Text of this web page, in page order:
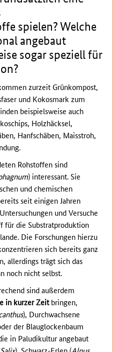
spielen? Welche
angebaut
sogar speziell für
zurzeit Grünkompost,
und Kokosmark zum
beispielsweise auch
Holzhäcksel,
Hanfschäben, Maisstroh,
Rohstoffen sind
) interessant. Sie
und chemischen
seit einigen Jahren
und Versuche
für die Substratproduktion
Die Forschungen hierzu
sich bereits ganz
allerdings trägt sich das
noch nicht selbst.
sind außerdem
in kurzer Zeitbringen,
), Durchwachsene
der Blauglockenbaum
in Paludikultur angebaut